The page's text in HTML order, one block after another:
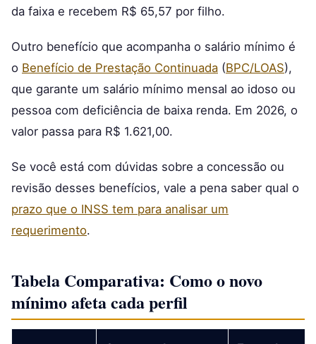
da faixa e recebem R$ 65,57 por filho.
Outro benefício que acompanha o salário mínimo é
o Benefício de Prestação Continuada (BPC/LOAS),
que garante um salário mínimo mensal ao idoso ou
pessoa com deficiência de baixa renda. Em 2026, o
valor passa para R$ 1.621,00.
Se você está com dúvidas sobre a concessão ou
revisão desses benefícios, vale a pena saber qual o
prazo que o INSS tem para analisar um
requerimento.
Tabela Comparativa: Como o novo
mínimo afeta cada perfil